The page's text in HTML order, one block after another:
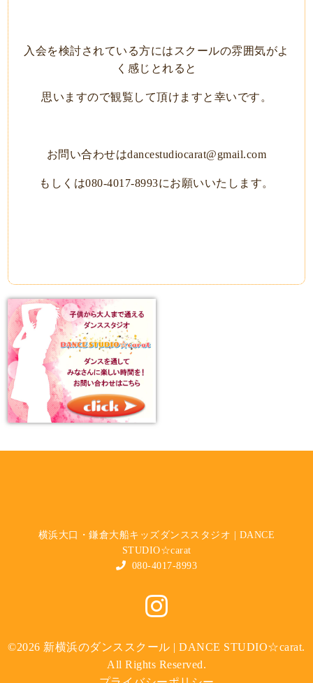
入会を検討されている方にはスクールの雰囲気がよ
く感じとれると
思いますので観覧して頂けますと幸いです。
お問い合わせはdancestudiocarat@gmail.com
もしくは080-4017-8993にお願いいたします。
横浜大口・鎌倉大船キッズダンススタジオ | DANCE
STUDIO☆carat
080-4017-8993
©2026 新横浜のダンススクール | DANCE STUDIO☆carat.
All Rights Reserved.